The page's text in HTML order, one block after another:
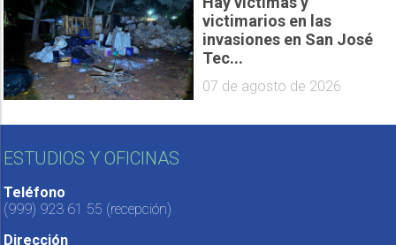
victimarios en las
invasiones en San José
Tec...
07 de agosto de 2026
ESTUDIOS Y OFICINAS
Teléfono
(999) 923 61 55 (recepción)
Dirección